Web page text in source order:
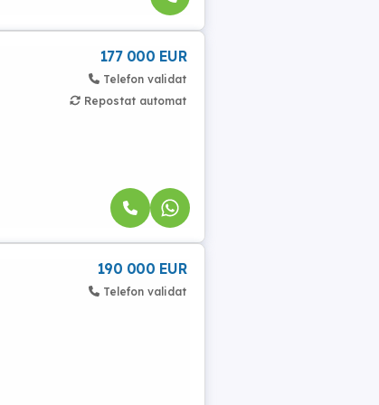
177 000 EUR
Telefon validat
Repostat automat
190 000 EUR
Telefon validat